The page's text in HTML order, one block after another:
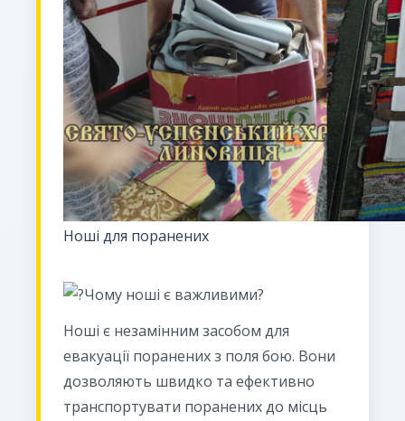
Ноші для поранених
Чому ноші є важливими?
Ноші є незамінним засобом для
евакуації поранених з поля бою. Вони
дозволяють швидко та ефективно
транспортувати поранених до місць